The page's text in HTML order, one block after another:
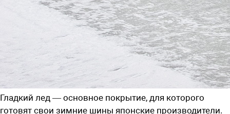
Гладкий лед — основное покрытие, для которого
готовят свои зимние шины японские производители.